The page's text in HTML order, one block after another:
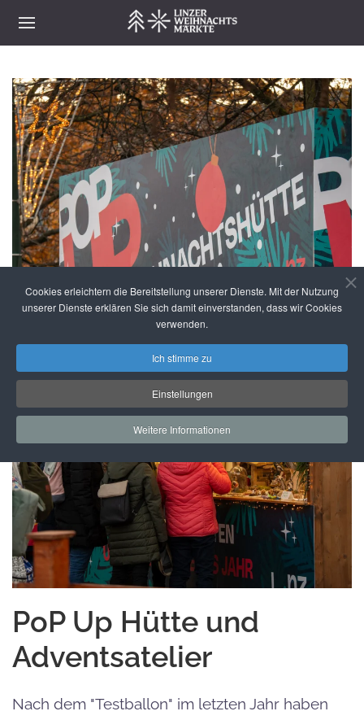
PoP Up Hütte und
Adventsatelier
Nach dem "Testballon" im letzten Jahr haben
Cookies erleichtern die Bereitstellung unserer Dienste. Mit der Nutzung
unserer Dienste erklären Sie sich damit einverstanden, dass wir Cookies
verwenden.
Ich stimme zu
Einstellungen
Weitere Informationen